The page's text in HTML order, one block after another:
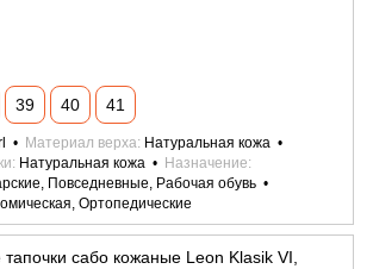
39 40 41
Материал верха Натуральная кожа
Натуральная кожа
Назначение
Повседневные, Рабочая обувь
Ортопедические